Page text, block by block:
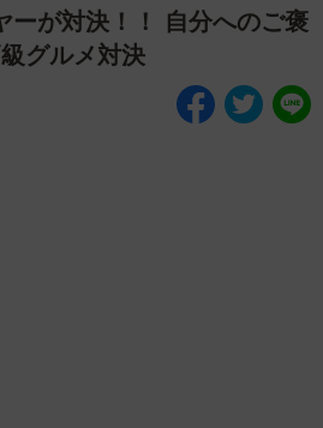
何が起こるかホンマにわ
からん！？「ごぶごぶ」の
トリセツ
レストランだけじゃない
ーが対決！！ 自分へのご褒
グルメ対決